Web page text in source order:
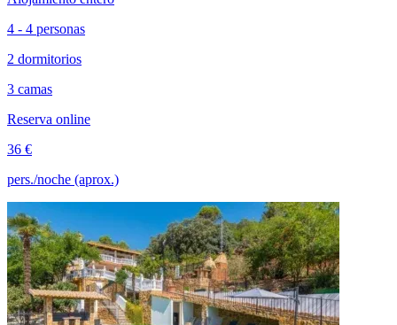
4 - 4 personas
2 dormitorios
3 camas
Reserva online
36 €
pers./noche (aprox.)